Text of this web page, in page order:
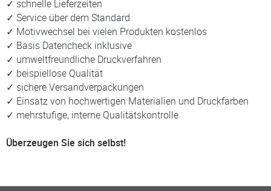
✓ schnelle Lieferzeiten
✓ Service über dem Standard
✓ Motivwechsel bei vielen Produkten kostenlos
✓ Basis Datencheck inklusive
✓ umweltfreundliche Druckverfahren
✓ beispiellose Qualität
✓ sichere Versandverpackungen
✓ Einsatz von hochwertigen Materialien und Druckfarben
✓ mehrstufige, interne Qualitätskontrolle
Überzeugen Sie sich selbst!